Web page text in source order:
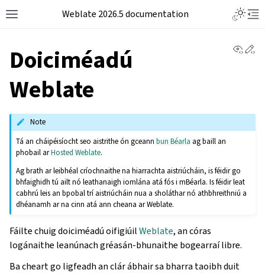
Weblate 2026.5 documentation
Doiciméadú
Weblate
Note
Tá an cháipéisíocht seo aistrithe ón gceannbun Béarla ag baill an
phobail arHosted Weblate.
Ag brath ar leibhéal críochnaithe na hiarrachta aistriúcháin, is féidir go
bhfaighidh tú ailt nó leathanaigh iomlána atá fós i mBéarla. Is féidir leat
cabhrú leis an bpobal trí aistriúcháin nua a sholáthar nó athbhreithniú a
dhéanamh ar na cinn atá ann cheana ar Weblate.
Fáilte chuig doiciméadú oifigiúilWeblate, an córas
logánaithe leanúnach gréasán-bhunaithe bogearraí libre.
Ba cheart go ligfeadh an clár ábhair sa bharra taoibh duit